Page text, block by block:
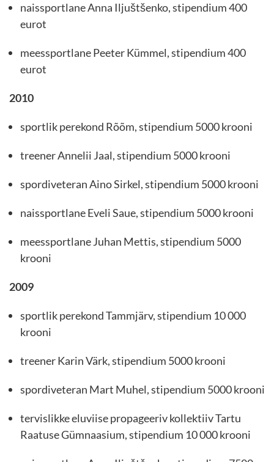
naissportlane Anna Iljuštšenko, stipendium 400
eurot
meessportlane Peeter Kümmel, stipendium 400
eurot
2010
sportlik perekond Rõõm, stipendium 5000 krooni
treener Annelii Jaal, stipendium 5000 krooni
spordiveteran Aino Sirkel, stipendium 5000 krooni
naissportlane Eveli Saue, stipendium 5000 krooni
meessportlane Juhan Mettis, stipendium 5000
krooni
2009
sportlik perekond Tammjärv, stipendium 10 000
krooni
treener Karin Värk, stipendium 5000 krooni
spordiveteran Mart Muhel, stipendium 5000 krooni
tervislikke eluviise propageeriv kollektiiv Tartu
Raatuse Gümnaasium, stipendium 10 000 krooni